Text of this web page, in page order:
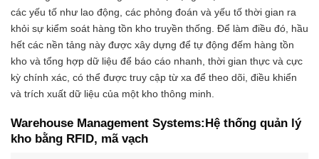
các yếu tố như lao động, các phỏng đoán và yếu tố thời gian ra
khỏi sự kiểm soát hàng tồn kho truyền thống. Để làm điều đó, hầu
hết các nền tảng này được xây dựng để tự động đếm hàng tồn
kho và tổng hợp dữ liệu để báo cáo nhanh, thời gian thực và cực
kỳ chính xác, có thể được truy cập từ xa để theo dõi, điều khiển
và trích xuất dữ liệu của một kho thông minh.
Warehouse Management Systems:Hệ thống quản lý
kho bằng RFID, mã vạch